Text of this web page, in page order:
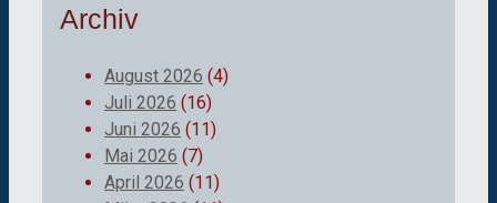
Archiv
August 2026 (4)
Juli 2026 (16)
Juni 2026 (11)
Mai 2026 (7)
April 2026 (11)